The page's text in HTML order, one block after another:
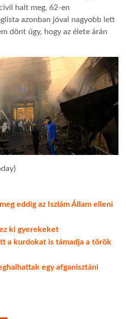
halt meg, 62-en
azonban jóval nagyobb lett
dönt úgy, hogy az élete árán
eddig az Iszlám Állam elleni
ki gyerekeket
a kurdokat is támadja a török
egy afganisztáni